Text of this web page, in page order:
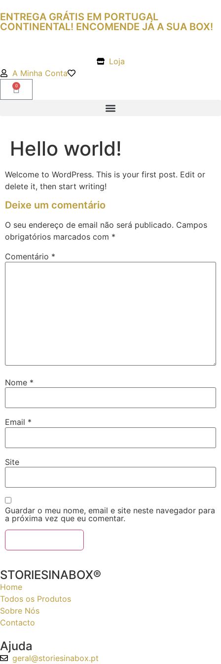
ENTREGA GRÁTIS EM PORTUGAL
CONTINENTAL! ENCOMENDE JÁ A SUA BOX!
Loja
A Minha Conta
0
Hello world!
Welcome to WordPress. This is your first post. Edit or
delete it, then start writing!
Deixe um comentário
O seu endereço de email não será publicado. Campos
obrigatórios marcados com *
Comentário *
Nome *
Email *
Site
Guardar o meu nome, email e site neste navegador para
a próxima vez que eu comentar.
STORIESINABOX®
Home
Todos os Produtos
Sobre Nós
Contacto
Ajuda
geral@storiesinabox.pt